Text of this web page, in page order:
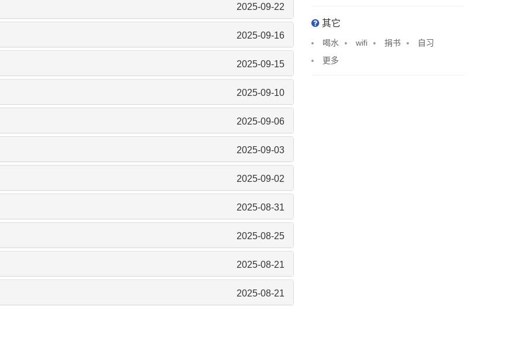
2025-09-22
2025-09-16
2025-09-15
2025-09-10
2025-09-06
2025-09-03
2025-09-02
2025-08-31
2025-08-25
2025-08-21
2025-08-21
其它
喝水 wifi 捐书
自习
更多